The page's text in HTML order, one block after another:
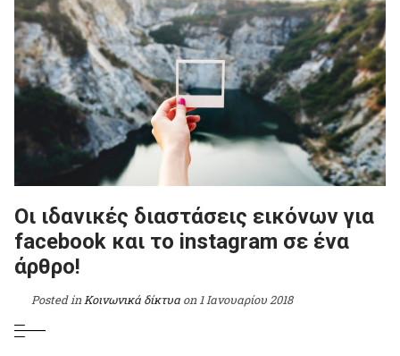
Οι ιδανικές διαστάσεις εικόνων για
facebook και το instagram σε ένα
άρθρο!
Posted in Κοινωνικά δίκτυα on 1 Ιανουαρίου 2018